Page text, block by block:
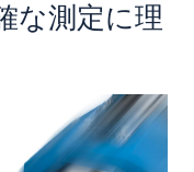
な測定に理